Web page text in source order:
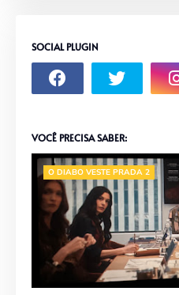
SOCIAL PLUGIN
VOCÊ PRECISA SABER:
O DIABO VESTE PRADA 2